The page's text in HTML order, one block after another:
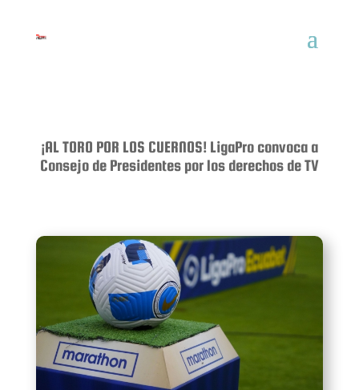
¡AL TORO POR LOS CUERNOS! LigaPro convoca a
Consejo de Presidentes por los derechos de TV